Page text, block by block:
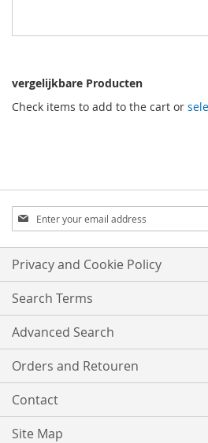
vergelijkbare Producten
Check items to add to the cart or
Aboneren
op
onze
nieuwsbrief:
Privacy and Cookie Policy
Search Terms
Advanced Search
Orders and Retouren
Contact
Site Map